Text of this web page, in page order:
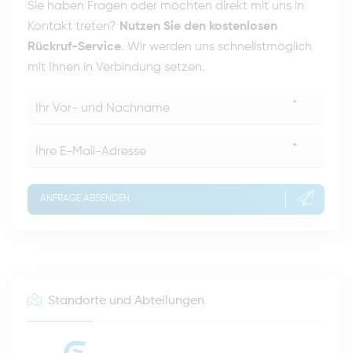
Sie haben Fragen oder möchten direkt mit uns in
Kontakt treten? Nutzen Sie den kostenlosen
Rückruf-Service. Wir werden uns schnellstmöglich
mit Ihnen in Verbindung setzen.
*
*
ANFRAGE ABSENDEN
Standorte und Abteilungen